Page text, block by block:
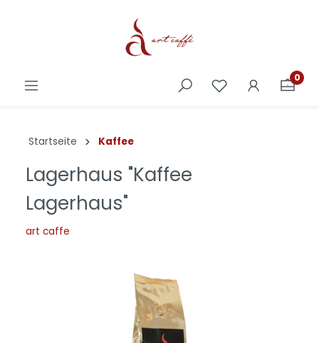
0
Startseite Kaffee
Lagerhaus "Kaffee
Lagerhaus"
art caffe